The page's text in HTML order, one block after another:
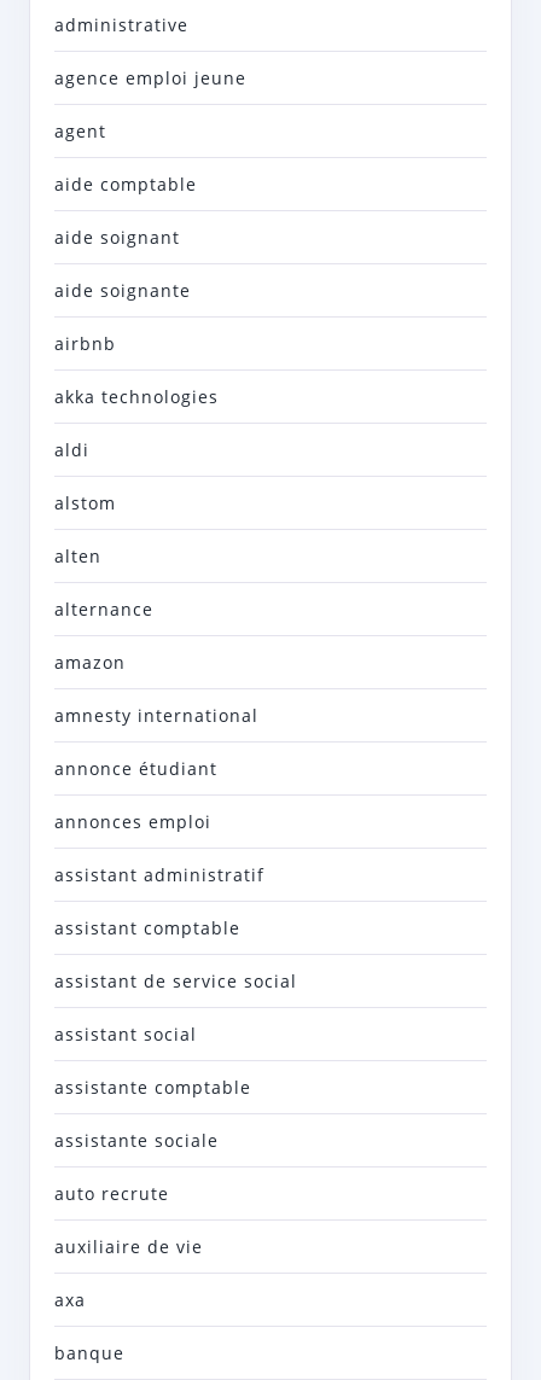
administrative
agence emploi jeune
agent
aide comptable
aide soignant
aide soignante
airbnb
akka technologies
aldi
alstom
alten
alternance
amazon
amnesty international
annonce étudiant
annonces emploi
assistant administratif
assistant comptable
assistant de service social
assistant social
assistante comptable
assistante sociale
auto recrute
auxiliaire de vie
axa
banque